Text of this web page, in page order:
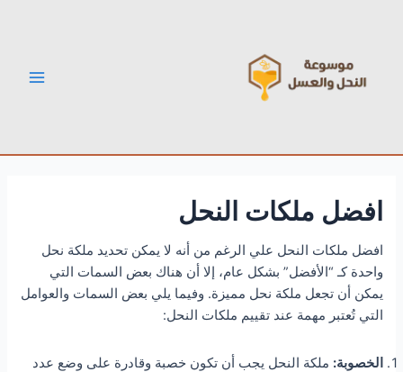
افضل ملكات النحل
افضل ملكات النحل علي الرغم من أنه لا يمكن تحديد ملكة نحل
واحدة كـ “الأفضل” بشكل عام، إلا أن هناك بعض السمات التي
يمكن أن تجعل ملكة نحل مميزة. وفيما يلي بعض السمات والعوامل
التي تُعتبر مهمة عند تقييم ملكات النحل:
الخصوبة: ملكة النحل يجب أن تكون خصبة وقادرة على وضع عدد